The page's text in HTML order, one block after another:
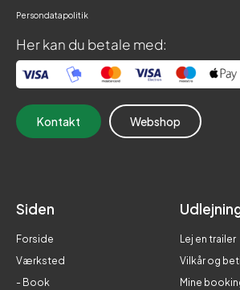
Persondatapolitik
Her kan du betale med:
Kontakt Webshop
Siden
Forside
Værksted
- Book
Lej en trailer
Vilkår og
Mine